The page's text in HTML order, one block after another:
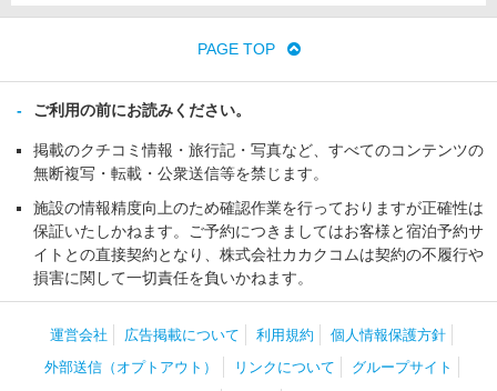
PAGE TOP
ご利用の前にお読みください。
掲載のクチコミ情報・旅行記・写真など、すべてのコンテンツの
無断複写・転載・公衆送信等を禁じます。
施設の情報精度向上のため確認作業を行っておりますが正確性は
保証いたしかねます。ご予約につきましてはお客様と宿泊予約サ
イトとの直接契約となり、株式会社カカクコムは契約の不履行や
損害に関して一切責任を負いかねます。
運営会社 広告掲載について 利用規約
個人情報保護方針
外部送信（オプトアウト）
リンクについて グループサイト